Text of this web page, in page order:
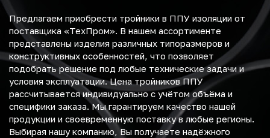
Предлагаем приобрести тройники в ППУ изоляции от
поставщика «ТехПром». В нашем ассортименте
представлены изделия различных типоразмеров и
конструктивных особенностей, что позволяет
подобрать решение под любые технические задачи и
условия эксплуатации. Цена тройников ППУ
рассчитывается индивидуально с учётом объёма и
специфики заказа. Мы гарантируем качество нашей
продукции и своевременную поставку в любые регионы.
Выбирая нашу компанию, Вы получаете надёжного